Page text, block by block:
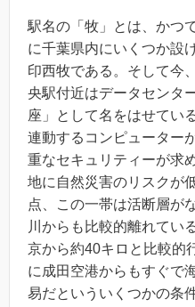
駅名の「牧」とは、かつ
に千葉県内にいくつか設
印西牧である。そして今
央駅付近はデータセンタ
座」として名をはせてい
連動するコンピューター
重なセキュリティーが求
地に自然災害のリスクが
点、この一帯は活断層が
川からも比較的離れてい
京から約40キロと比較的
に成田空港からもすぐで
易だといういくつかの条